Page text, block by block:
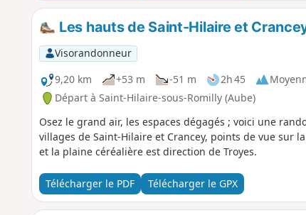
Les hauts de Saint-Hilaire et
Visorandonneur
9,20 km
+53 m -51 m 2h 45
Départ à Saint-Hilaire-sous-Romilly (Aube)
Osez le grand air, les espaces dégagés ; voici une
villages de Saint-Hilaire et Crancey, points de vue sur
et la plaine céréalière est direction de Troyes.
Télécharger le PDF Télécharger le GPX